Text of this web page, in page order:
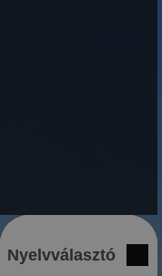
Nyelvválasztó
International